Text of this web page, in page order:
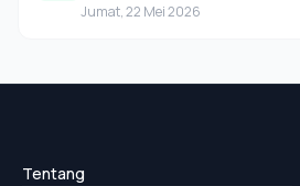
Jumat, 22 Mei 2026
Tentang